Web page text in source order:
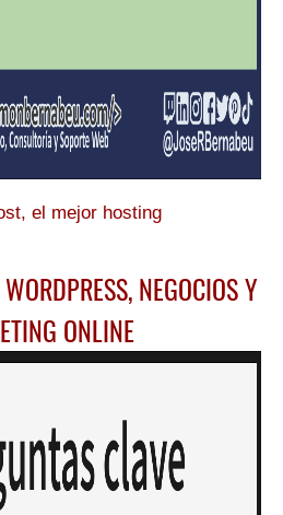
NEGOCIOS Y
ONLINE